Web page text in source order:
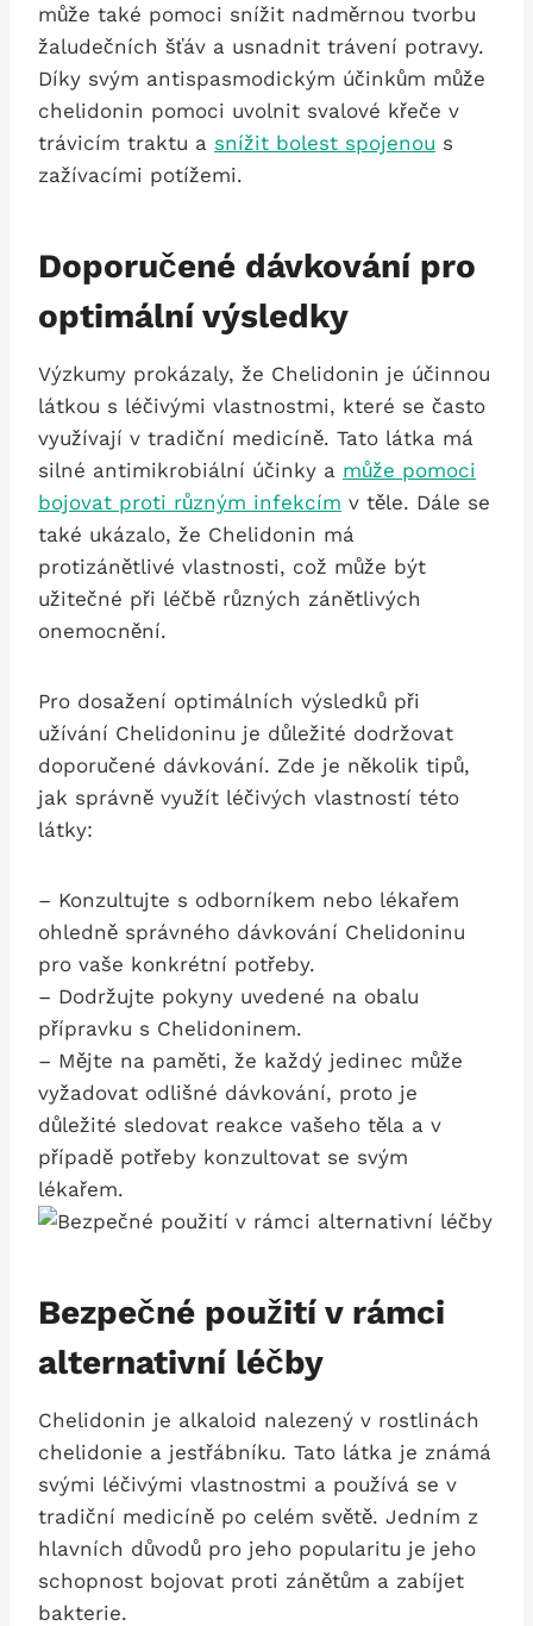
může​ také pomoci snížit nadměrnou tvorbu
žaludečních šťáv ⁣a usnadnit trávení potravy.
Díky ⁣svým antispasmodickým účinkům může
chelidonin pomoci uvolnit svalové křeče v
trávicím traktu a snížit bolest spojenou s
zažívacími potížemi.
Doporučené dávkování pro
optimální výsledky
Výzkumy prokázaly, že Chelidonin je účinnou
látkou s léčivými vlastnostmi, ⁤které‍ se často
využívají v tradiční medicíně.‌ Tato látka⁤ má
silné antimikrobiální účinky⁢ a ‍ může pomoci
bojovat proti různým infekcím v těle.⁤ Dále se
také ukázalo,‍ že Chelidonin má
protizánětlivé vlastnosti, což může být
užitečné při léčbě různých zánětlivých
onemocnění.
Pro dosažení optimálních výsledků při
užívání Chelidoninu je důležité dodržovat
doporučené dávkování. Zde je ⁤několik tipů,
jak správně využít léčivých vlastností⁣ této
⁢látky:
– Konzultujte s odborníkem nebo lékařem
ohledně správného dávkování Chelidoninu
pro vaše konkrétní potřeby.
– Dodržujte pokyny uvedené na obalu
přípravku‌ s Chelidoninem.
– Mějte na paměti, že ⁣každý jedinec může
vyžadovat odlišné dávkování, proto je
důležité sledovat reakce vašeho těla a ​v
případě potřeby ⁤konzultovat se svým⁤
lékařem.
Bezpečné použití v rámci
alternativní léčby
Chelidonin‍ je alkaloid nalezený v rostlinách
chelidonie a jestřábníku. Tato látka je známá
svými léčivými ⁤vlastnostmi a používá ‌se v
tradiční medicíně po celém světě. Jedním z
hlavních důvodů pro jeho popularitu‌ je jeho
schopnost bojovat proti zánětům a ‌zabíjet
bakterie.